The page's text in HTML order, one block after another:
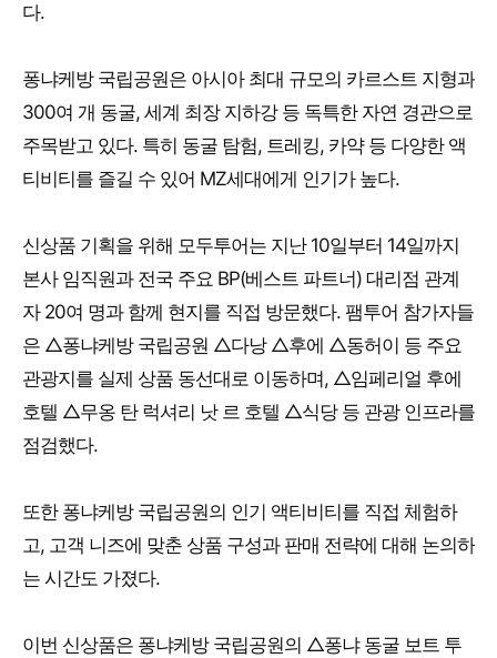
다.
퐁냐케방 국립공원은 아시아 최대 규모의 카르스트 지형과
300여 개 동굴, 세계 최장 지하강 등 독특한 자연 경관으로
주목받고 있다. 특히 동굴 탐험, 트레킹, 카약 등 다양한 액
티비티를 즐길 수 있어 MZ세대에게 인기가 높다.
신상품 기획을 위해 모두투어는 지난 10일부터 14일까지
본사 임직원과 전국 주요 BP(베스트 파트너) 대리점 관계
자 20여 명과 함께 현지를 직접 방문했다. 팸투어 참가자들
은 △퐁냐케방 국립공원 △다낭 △후에 △동허이 등 주요
관광지를 실제 상품 동선대로 이동하며, △임페리얼 후에
호텔 △무옹 탄 럭셔리 낫 르 호텔 △식당 등 관광 인프라를
점검했다.
또한 퐁냐케방 국립공원의 인기 액티비티를 직접 체험하
고, 고객 니즈에 맞춘 상품 구성과 판매 전략에 대해 논의하
는 시간도 가졌다.
이번 신상품은 퐁냐케방 국립공원의 △퐁냐 동굴 보트 투